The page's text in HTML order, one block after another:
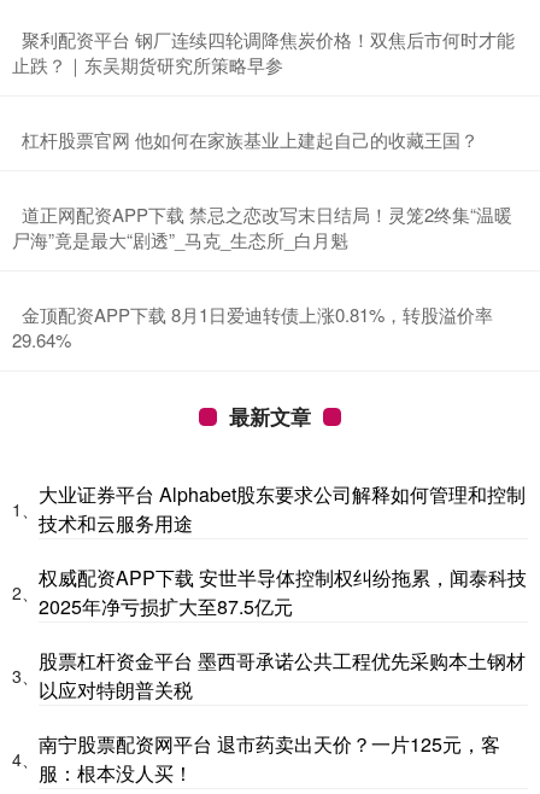
​聚利配资平台 钢厂连续四轮调降焦炭价格！双焦后市何时才能
止跌？｜东吴期货研究所策略早参
​杠杆股票官网 他如何在家族基业上建起自己的收藏王国？
​道正网配资APP下载 禁忌之恋改写末日结局！灵笼2终集“温暖
尸海”竟是最大“剧透”_马克_生态所_白月魁
​金顶配资APP下载 8月1日爱迪转债上涨0.81%，转股溢价率
29.64%
最新文章
1、
大业证券平台 Alphabet股东要求公司解释如何管理和控制
技术和云服务用途
2、
权威配资APP下载 安世半导体控制权纠纷拖累，闻泰科技
2025年净亏损扩大至87.5亿元
3、
股票杠杆资金平台 墨西哥承诺公共工程优先采购本土钢材
以应对特朗普关税
4、
南宁股票配资网平台 退市药卖出天价？一片125元，客
服：根本没人买！